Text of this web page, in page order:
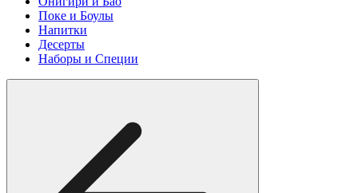
Поке и Боулы
Напитки
Десерты
Наборы и Специи